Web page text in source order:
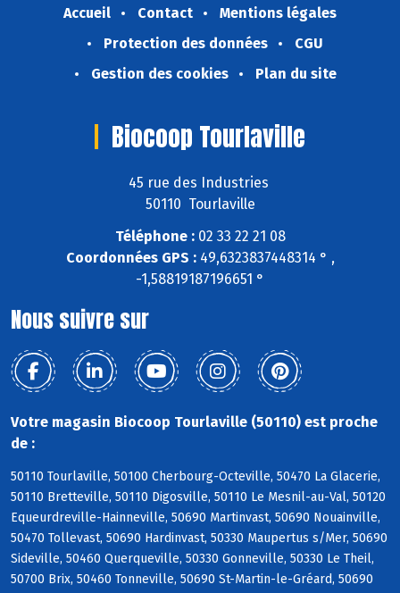
Accueil Contact
Mentions légales
Protection des données
CGU
Gestion des cookies
Plan du site
Biocoop Tourlaville
45 rue des Industries
50110 Tourlaville
Téléphone :02 33 22 21 08
Coordonnées GPS :49,6323837448314 ° ,
-1,58819187196651 °
Nous suivre sur
Votre magasin Biocoop Tourlaville (50110) est proche
de :
50110 Tourlaville, 50100 Cherbourg-Octeville, 50470 La Glacerie,
50110 Bretteville, 50110 Digosville, 50110 Le Mesnil-au-Val, 50120
Equeurdreville-Hainneville, 50690 Martinvast, 50690 Nouainville,
50470 Tollevast, 50690 Hardinvast, 50330 Maupertus s/Mer, 50690
Sideville, 50460 Querqueville, 50330 Gonneville, 50330 Le Theil,
50700 Brix, 50460 Tonneville, 50690 St-Martin-le-Gréard, 50690